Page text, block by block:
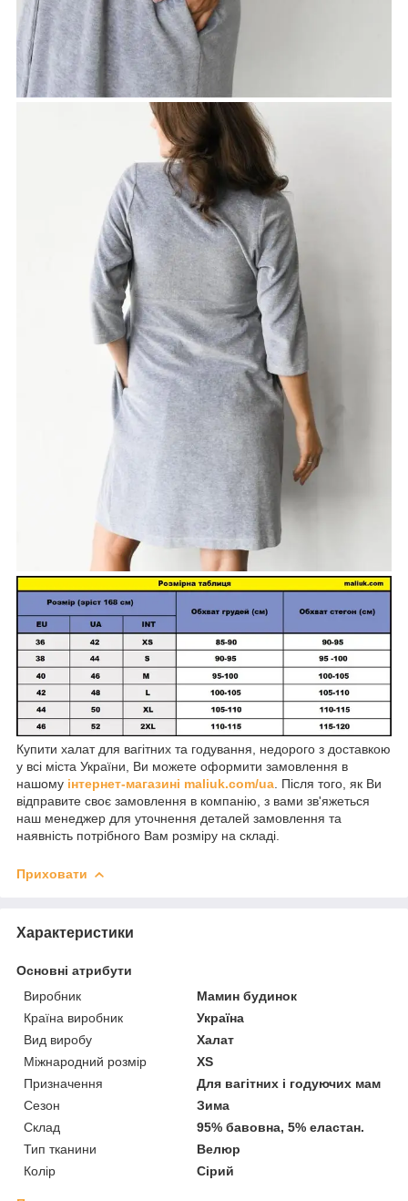
Купити халат для вагітних та годування, недорого з доставкою
у всі міста України, Ви можете оформити замовлення в
нашому інтернет-магазині maliuk.com/ua . Після того, як Ви
відправите своє замовлення в компанію, з вами зв'яжеться
наш менеджер для уточнення деталей замовлення та
наявність потрібного Вам розміру на складі.
Приховати
Характеристики
Основні атрибути
Виробник
Мамин будинок
Країна виробник
Україна
Вид виробу
Халат
Міжнародний розмір
XS
Призначення
Для вагітних і годуючих мам
Сезон
Зима
Склад
95% бавовна, 5% еластан.
Тип тканини
Велюр
Колір
Сірий